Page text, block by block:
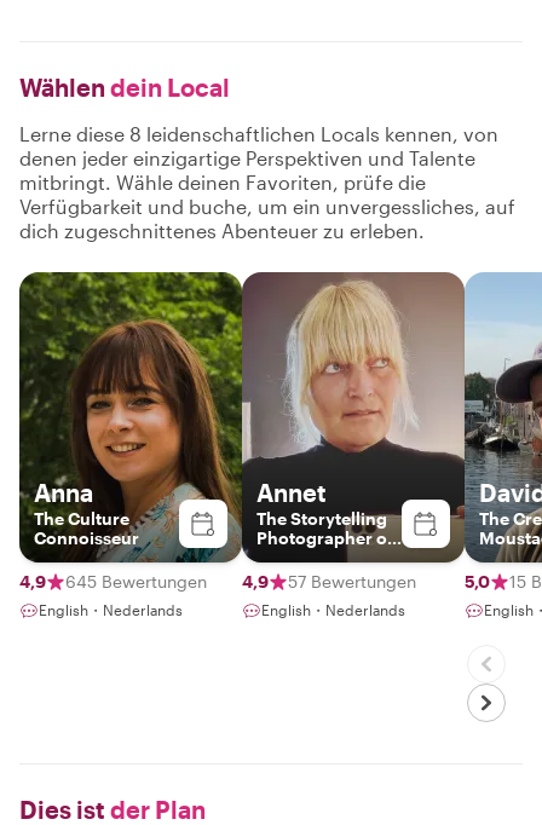
Wählen dein Local
Lerne diese 8 leidenschaftlichen Locals kennen, von
denen jeder einzigartige Perspektiven und Talente
mitbringt. Wähle deinen Favoriten, prüfe die
Verfügbarkeit und buche, um ein unvergessliches, auf
dich zugeschnittenes Abenteuer zu erleben.
Anna
The Culture
Connoisseur
4,9 645 Bewertungen
English・Nederlands
Annet
The Storytelling
Photographer of
Amsterdam
4,9
57 Bewertungen
English・Nederlands
The
5,0 15
English
Dies ist der Plan